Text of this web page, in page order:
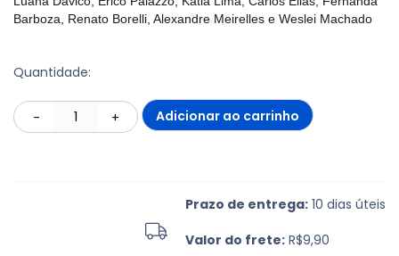
Barboza, Renato Borelli, Alexandre Meirelles e Weslei Machado
Quantidade:
- + Adicionar ao carrinho
Prazo de entrega: 10 dias úteis
Valor do frete: R$9,90